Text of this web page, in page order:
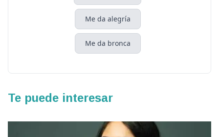
Me da alegría
Me da bronca
Te puede interesar